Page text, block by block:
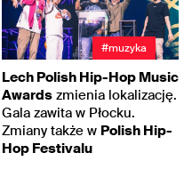
#muzyka
Lech Polish Hip-Hop Music
Awards zmienia lokalizację.
Gala zawita w Płocku.
Zmiany także w Polish Hip-
Hop Festivalu